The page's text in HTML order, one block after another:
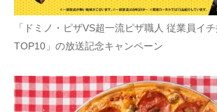
好きが集まる 比べて選べる
AI活用のいまが分かる
「ドミノ・ピザVS超一流ピザ職人 従業員イ
TOP10」の放送記念キャンペーン